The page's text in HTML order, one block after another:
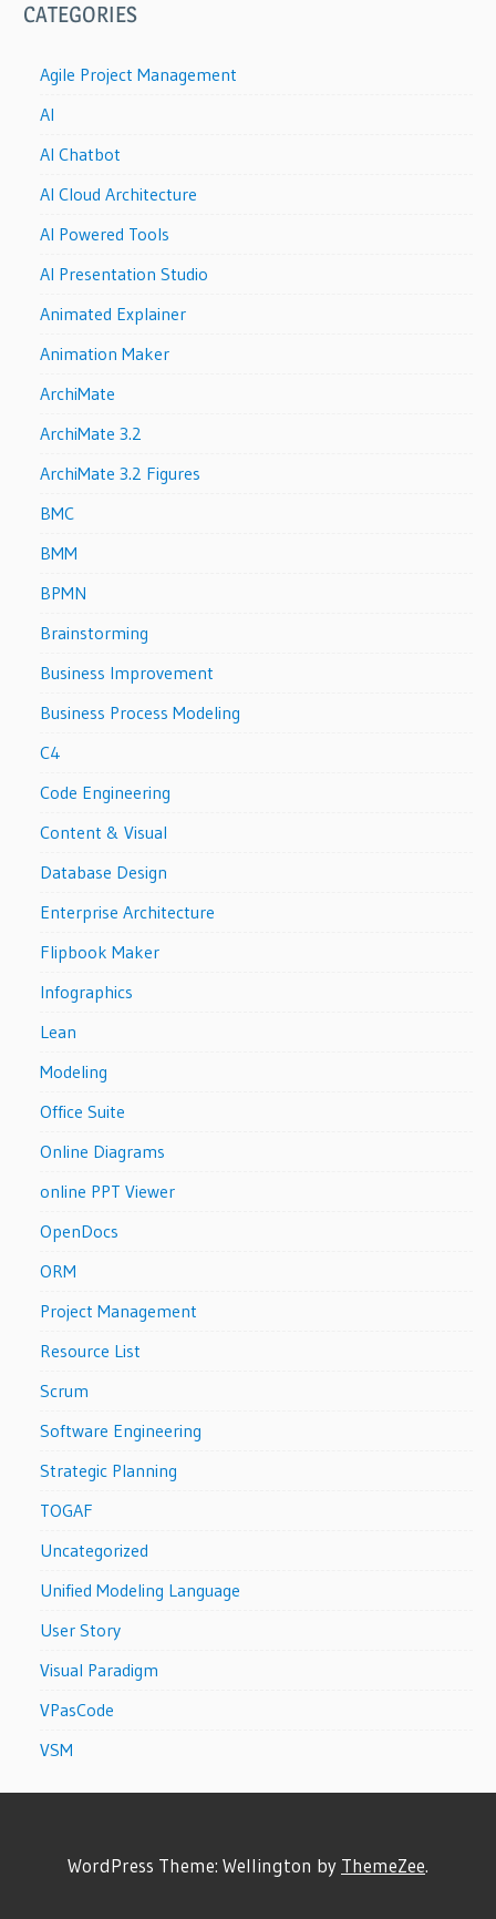
CATEGORIES
Agile Project Management
AI
AI Chatbot
AI Cloud Architecture
AI Powered Tools
AI Presentation Studio
Animated Explainer
Animation Maker
ArchiMate
ArchiMate 3.2
ArchiMate 3.2 Figures
BMC
BMM
BPMN
Brainstorming
Business Improvement
Business Process Modeling
C4
Code Engineering
Content & Visual
Database Design
Enterprise Architecture
Flipbook Maker
Infographics
Lean
Modeling
Office Suite
Online Diagrams
online PPT Viewer
OpenDocs
ORM
Project Management
Resource List
Scrum
Software Engineering
Strategic Planning
TOGAF
Uncategorized
Unified Modeling Language
User Story
Visual Paradigm
VPasCode
VSM
WordPress Theme: Wellington by ThemeZee.